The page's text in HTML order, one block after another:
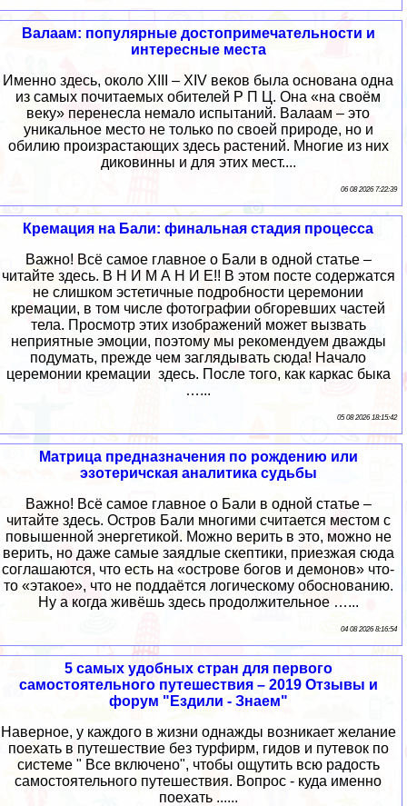
Валаам: популярные достопримечательности и
интересные места
Именно здесь, около XIII – XIV веков была основана одна
из самых почитаемых обителей Р П Ц. Она «на своём
веку» перенесла немало испытаний. Валаам – это
уникальное место не только по своей природе, но и
обилию произрастающих здесь растений. Многие из них
диковинны и для этих мест....
06 08 2026 7:22:39
Кремация на Бали: финальная стадия процесса
Важно! Всё самое главное о Бали в одной статье –
читайте здесь. В Н И М А Н И Е!! В этом посте содержатся
не слишком эстетичные подробности церемонии
кремации, в том числе фотографии обгоревших частей
тела. Просмотр этих изображений может вызвать
неприятные эмоции, поэтому мы рекомендуем дважды
подумать, прежде чем заглядывать сюда! Начало
церемонии кремации здесь. После того, как каркас быка
…...
05 08 2026 18:15:42
Матрица предназначения по рождению или
эзотеричская аналитика судьбы
Важно! Всё самое главное о Бали в одной статье –
читайте здесь. Остров Бали многими считается местом с
повышенной энергетикой. Можно верить в это, можно не
верить, но даже самые заядлые скептики, приезжая сюда
соглашаются, что есть на «острове богов и демонов» что-
то «этакое», что не поддаётся логическому обоснованию.
Ну а когда живёшь здесь продолжительное …...
04 08 2026 8:16:54
5 самых удобных стран для первого
самостоятельного путешествия – 2019 Отзывы и
форум "Ездили - Знаем"
Наверное, у каждого в жизни однажды возникает желание
поехать в путешествие без турфирм, гидов и путевок по
системе " Все включено", чтобы ощутить всю радость
самостоятельного путешествия. Вопрос - куда именно
поехать ......